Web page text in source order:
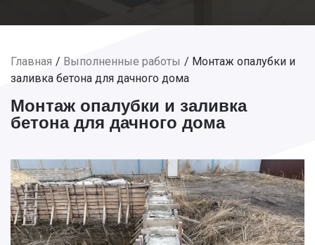
Главная Выполненные работы
Монтаж опалубки и
заливка бетона для дачного дома
Монтаж опалубки и заливка
бетона для дачного дома